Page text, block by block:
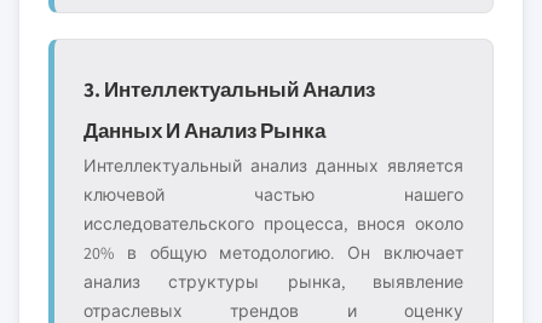
3. Интеллектуальный Анализ
Данных И Анализ Рынка
Интеллектуальный анализ данных является
ключевой частью нашего
исследовательского процесса, внося около
20% в общую методологию. Он включает
анализ структуры рынка, выявление
отраслевых трендов и оценку